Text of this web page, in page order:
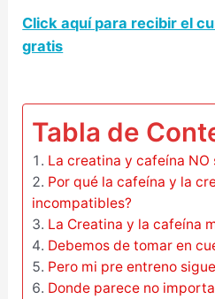
Click aquí para recibir el
gratis
Tabla de
La creatina y cafeína NO
Por qué la cafeína y la
incompatibles?
La Creatina y la cafeína
Debemos de tomar en
Pero mi pre entreno
Donde parece no